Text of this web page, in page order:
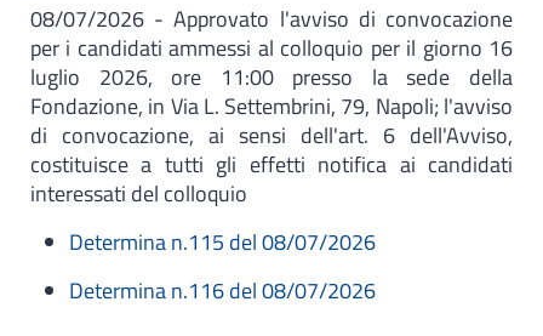
08/07/2026 - Approvato l'avviso di convocazione
per i candidati ammessi al colloquio per il giorno 16
luglio 2026, ore 11:00 presso la sede della
Fondazione, in Via L. Settembrini, 79, Napoli; l'avviso
di convocazione, ai sensi dell'art. 6 dell'Avviso,
costituisce a tutti gli effetti notifica ai candidati
interessati del colloquio
Determina n.115 del 08/07/2026
Determina n.116 del 08/07/2026